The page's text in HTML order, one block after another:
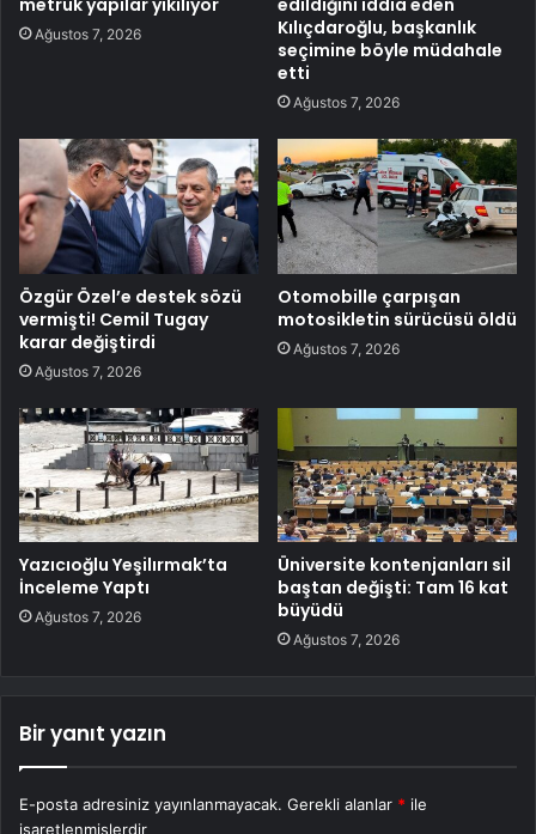
Ağustos 7, 2026
Kılıçdaroğlu, başkanlık
seçimine böyle müdahale
etti
Ağustos 7, 2026
Özgür Özel’e destek sözü
vermişti! Cemil Tugay
karar değiştirdi
Ağustos 7, 2026
Otomobille çarpışan
motosikletin sürücüsü öldü
Ağustos 7, 2026
Yazıcıoğlu Yeşilırmak’ta
İnceleme Yaptı
Ağustos 7, 2026
Üniversite kontenjanları sil
baştan değişti: Tam 16 kat
büyüdü
Ağustos 7, 2026
Bir yanıt yazın
E-posta adresiniz yayınlanmayacak. Gerekli alanlar * ile
işaretlenmişlerdir